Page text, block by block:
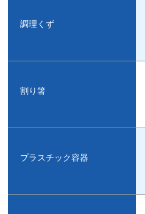
調理くず
割り箸
プラスチック容器